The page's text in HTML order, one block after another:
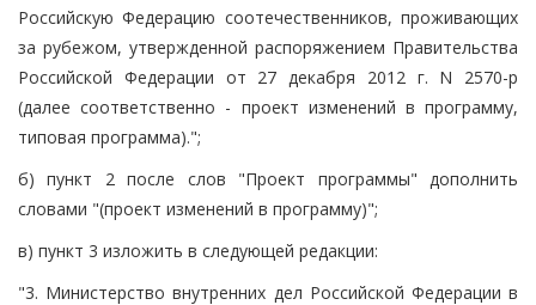
Российскую Федерацию соотечественников, проживающих
за рубежом, утвержденной распоряжением Правительства
Российской Федерации от 27 декабря 2012 г. N 2570-р
(далее соответственно - проект изменений в программу,
типовая программа).";
б) пункт 2 после слов "Проект программы" дополнить
словами "(проект изменений в программу)";
в) пункт 3 изложить в следующей редакции:
"3. Министерство внутренних дел Российской Федерации в